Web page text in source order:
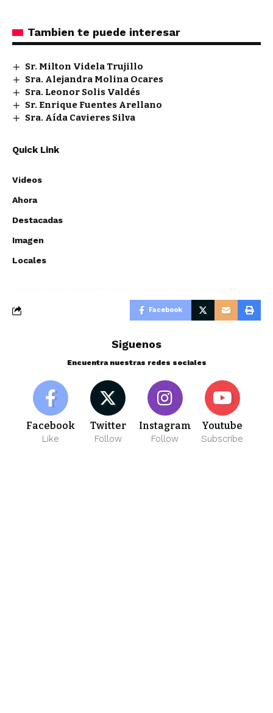
Tambien te puede interesar
Sr. Milton Videla Trujillo
Sra. Alejandra Molina Ocares
Sra. Leonor Solis Valdés
Sr. Enrique Fuentes Arellano
Sra. Aída Cavieres Silva
Quick Link
Videos
Ahora
Destacadas
Imagen
Locales
Facebook
Siguenos
Encuentra nuestras redes sociales
Facebook
Like
Twitter
Follow
Instagram
Follow
Youtube
Subscribe